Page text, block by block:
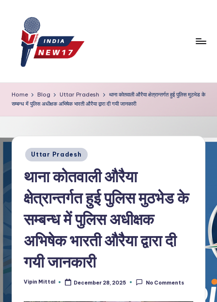
content
Home Blog Uttar Pradesh
थाना कोतवाली औरैया क्षेत्रान्तर्गत हुई पुलिस मुठभेड के
सम्बन्ध में पुलिस अधीक्षक अभिषेक भारती औरैया द्वारा दी गयी जानकारी
Posted
in
Uttar Pradesh
थाना कोतवाली औरैया
क्षेत्रान्तर्गत हुई पुलिस मुठभेड के
सम्बन्ध में पुलिस अधीक्षक
अभिषेक भारती औरैया द्वारा दी
गयी जानकारी
Posted
Vipin Mittal December 28, 2025 No Comments